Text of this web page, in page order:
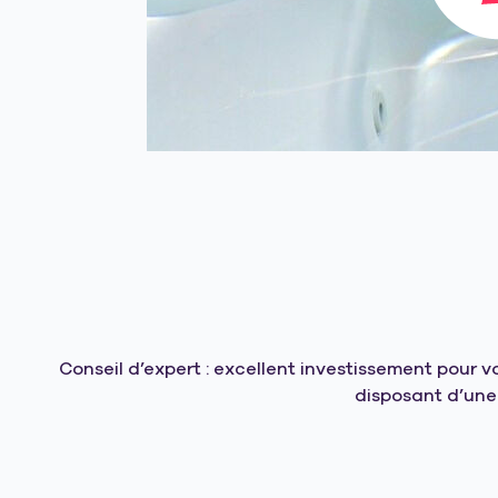
Conseil d’expert : excellent investissement pour
disposant